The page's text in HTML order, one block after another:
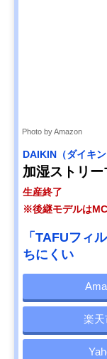
Photo by Amazon
DAIKIN（ダイキン
加湿ストリ
生産終了
※後継モデルは
「TAFUフィ
ちにくい
楽天